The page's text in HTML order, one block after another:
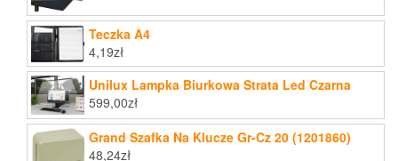
Teczka A4
4,19zł
Unilux Lampka Biurkowa Strata Led Czarna
599,00zł
Grand Szafka Na Klucze Gr-Cz 20 (1201860)
48,24zł